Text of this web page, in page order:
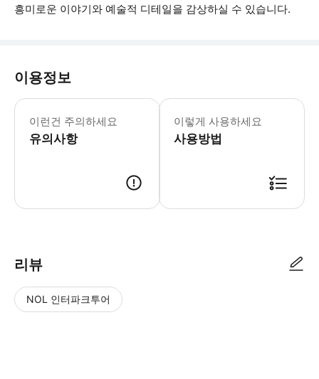
흥미로운 이야기와 예술적 디테일을 감상하실 수 있습니다.
이용정보
이런건 주의하세요
유의사항
필수 안내: - 대형 가방과 여행용 짐은
이렇게 사용하세요
사용방법
리뷰
NOL 인터파크투어